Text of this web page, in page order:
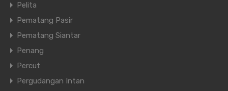
Ruko Baru Pesona Indah Cemara –
Agung Sedayu Group Medan
15421 Southwest 39th Terrace, Miami, FL 33185, USA
Rp4.550.000.000
Pelita
Pematang Pasir
Pematang Siantar
Penang
Percut
Pergudangan Intan